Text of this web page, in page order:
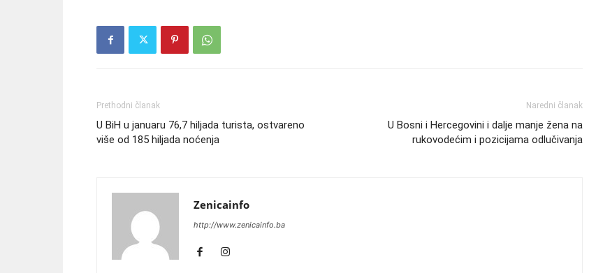
Prethodni članak
U BiH u januaru 76,7 hiljada turista, ostvareno
više od 185 hiljada noćenja
Naredni članak
U Bosni i Hercegovini i dalje manje žena na
rukovodećim i pozicijama odlučivanja
Zenicainfo
http://www.zenicainfo.ba